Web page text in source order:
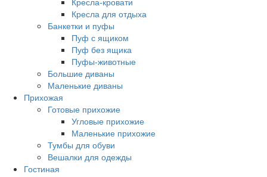
Кресла для отдыха
Банкетки и пуфы
Пуф с ящиком
Пуф без ящика
Пуфы-животные
Большие диваны
Маленькие диваны
Прихожая
Готовые прихожие
Угловые прихожие
Маленькие прихожие
Тумбы для обуви
Вешалки для одежды
Гостиная